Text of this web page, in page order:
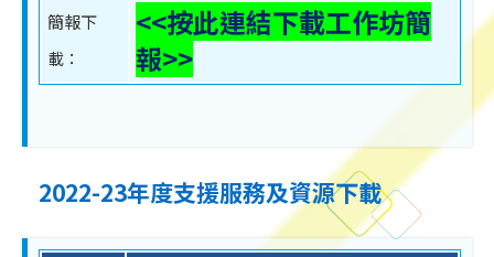
簡報下
載：
<<按此連結下載工作坊簡
報>>
2022-23年度支援服務及資源下載